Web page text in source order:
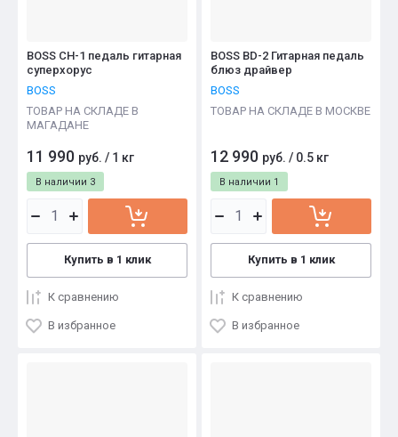
BOSS CH-1 педаль гитарная
суперхорус
BOSS
ТОВАР НА СКЛАДЕ В
МАГАДАНЕ
В наличии 3
11 990 руб. / 1 кг
Купить в 1 клик
К сравнению
В избранное
BOSS BD-2 Гитарная педаль
блюз драйвер
BOSS
ТОВАР НА СКЛАДЕ В МОСКВЕ
В наличии 1
12 990 руб. / 0.5 кг
Купить в 1 клик
К сравнению
В избранное